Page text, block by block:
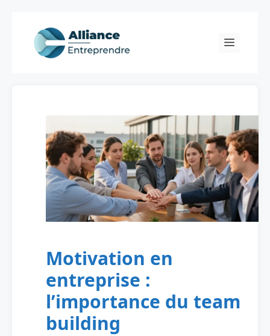
content
Menu
Motivation en
entreprise :
l’importance du team
building